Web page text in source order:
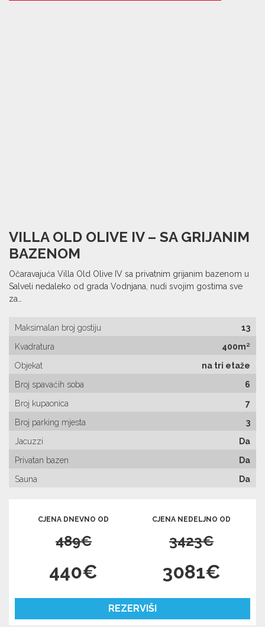
VILLA OLD OLIVE IV – SA GRIJANIM
BAZENOM
Očaravajuća Villa Old Olive IV sa privatnim grijanim bazenom u
Salveli nedaleko od grada Vodnjana, nudi svojim gostima sve
za…
Maksimalan broj gostiju
13
Kvadratura
400m²
Objekat
na tri etaže
Broj spavaćih soba
6
Broj kupaonica
7
Broj parking mjesta
3
Jacuzzi
Da
Privatan bazen
Da
Sauna
Da
CJENA DNEVNO OD
489€
CJENA NEDELJNO OD
3423€
440€ 3081€
REZERVIŠI